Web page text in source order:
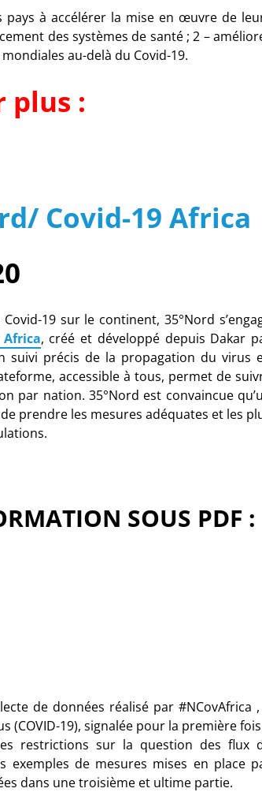
pays à accélérer la mise en œuvre de
des systèmes de santé ; 2 –
au-delà du Covid-19.
plus :
Covid-19 Africa
19 sur le continent, 35°Nord
Africa, créé et développé depuis Dakar
suivi précis de la propagation du virus
accessible à tous, permet de
par nation. 35°Nord est convaincue
prendre les mesures adéquates et les
SOUS PDF :
de données réalisé par #NCovAfrica
19), signalée pour la première
restrictions sur la question des flux
exemples de mesures mises en place
dans une troisième et ultime partie.